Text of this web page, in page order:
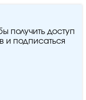
получить доступ
и подписаться